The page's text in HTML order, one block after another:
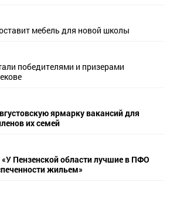
мебель для новой школы
победителями и призерами
ярмарку вакансий для
их семей
Пензенской области лучшие в ПФО
жильем»